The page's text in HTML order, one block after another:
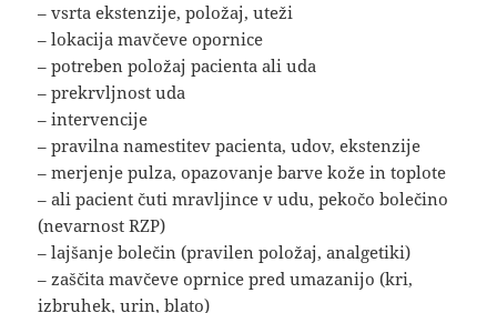
– vsrta ekstenzije, položaj, uteži
– lokacija mavčeve opornice
– potreben položaj pacienta ali uda
– prekrvljnost uda
– intervencije
– pravilna namestitev pacienta, udov, ekstenzije
– merjenje pulza, opazovanje barve kože in toplote
– ali pacient čuti mravljince v udu, pekočo bolečino
(nevarnost RZP)
– lajšanje bolečin (pravilen položaj, analgetiki)
– zaščita mavčeve oprnice pred umazanijo (kri,
izbruhek, urin, blato)